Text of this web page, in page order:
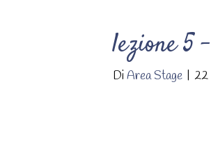
lezione 5
Di Area Stage | 22